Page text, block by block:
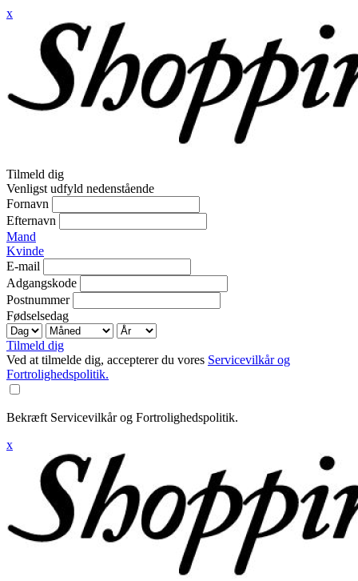
x
Tilmeld dig
Venligst udfyld nedenstående
Fornavn
Efternavn
Mand
Kvinde
E-mail
Adgangskode
Postnummer
Fødselsedag
Tilmeld dig
Ved at tilmelde dig, accepterer du vores Servicevilkår og
Fortrolighedspolitik.
Bekræft Servicevilkår og Fortrolighedspolitik.
x